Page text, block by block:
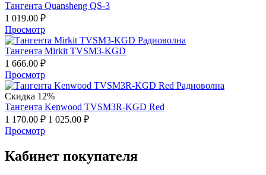
Тангента Quansheng QS-3
1 019.00 ₽
Просмотр
Тангента Mirkit TVSM3-KGD
1 666.00 ₽
Просмотр
Скидка 12%
Тангента Kenwood TVSM3R-KGD Red
1 170.00 ₽ 1 025.00 ₽
Просмотр
Кабинет покупателя